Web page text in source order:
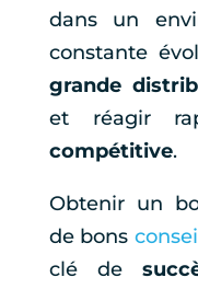
dans un
constante
grande
et réagir
compétitive.
Obtenir un
de bons
clé de